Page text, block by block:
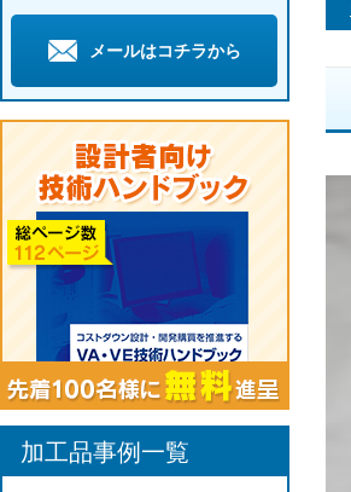
メールはコチラから
加工品事例一覧